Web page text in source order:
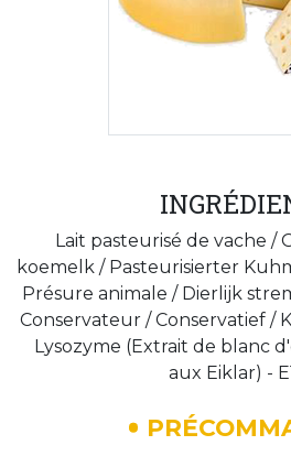
Lait pasteurisé de vache /
koemelk / Pasteurisierter
Présure animale / Dierlijk
Conservateur / Conservatief /
Lysozyme (Extrait de blanc
aux Eiklar) -